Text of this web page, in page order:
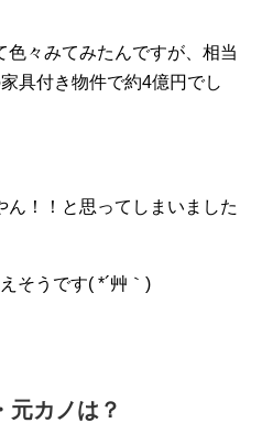
々みてみたんですが、相当
具付き物件で約4億円でし
！！と思ってしまいました
そうです( *´艸｀)
元カノは？